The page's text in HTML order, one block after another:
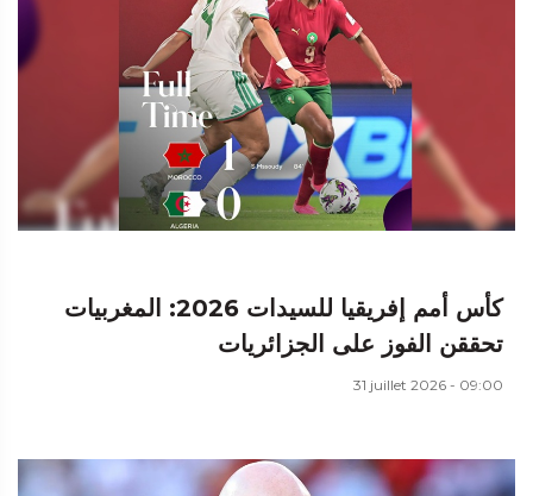
كأس أمم إفريقيا للسيدات 2026: المغربيات
تحققن الفوز على الجزائريات
31 juillet 2026 - 09:00